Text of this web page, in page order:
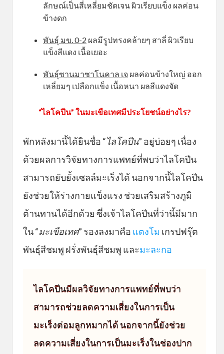
ลักษณ์เป็นสี่เหลี่ยมชัดเจน ผิวเรียบแข็ง ผลค่อน
ข้างดก
พันธุ์ มข. 0-2 ผลมีรูปทรงคล้ายๆ สาลี่ ผิวเรียบ
แข็งสีแดง เนื้อเยอะ
พันธุ์ซานมาซาโนคาล เจ ผลค่อนข้างใหญ่ ออก
เหลี่ยมๆ เปลือกแข็ง เนื้อหนา ผลสีแดงจัด
“ไลโคปีน” ในมะเขือเทศมีประโยชน์อย่างไร?
พักหลังมานี้ได้ยินชื่อ “ไลโคปีน” อยู่บ่อยๆ เนื่อง
ด้วยผลการวิจัยทางการแพทย์ที่พบว่าไลโคปีน
สามารถยับยั้งเซลล์มะเร็งได้ นอกจากนี้ไลโคปีน
ยังช่วยให้ร่างกายแข็งแรง ช่วยเสริมสร้างภูมิ
ต้านทานได้อีกด้วย ซึ่งเจ้าไลโคปีนที่ว่านี้มีมาก
ใน “มะเขือเทศ” รองลงมาคือ แตงโม เกรปฟรุ๊ต
พันธุ์สีชมพู ฝรั่งพันธุ์สีชมพู และมะละกอ
ไลโคปีนมีผลวิจัยทางการแพทย์ที่พบว่า
สามารถช่วยลดความเสี่ยงในการเป็น
มะเร็งต่อมลูกหมากได้ นอกจากนี้ยังช่วย
ลดความเสี่ยงในการเป็นมะเร็งในช่องปาก